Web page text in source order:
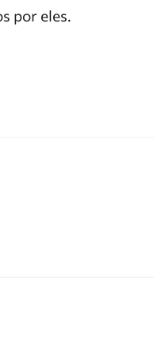
por eles.